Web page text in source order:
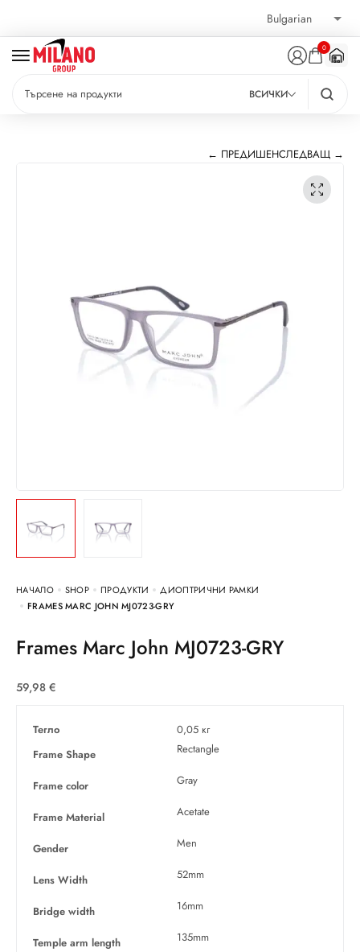
0
ВСИЧКИ
← ПРЕДИШЕНСЛЕДВАЩ →
НАЧАЛО SHOP ПРОДУКТИ
ДИОПТРИЧНИ РАМКИ
FRAMES MARC JOHN MJ0723-GRY
Frames Marc John MJ0723-GRY
59,98 €
Тегло
0,05 кг
Frame Shape
Rectangle
Frame color Gray
Frame Material Acetate
Gender Men
Lens Width 52mm
Bridge width 16mm
Temple arm length 135mm